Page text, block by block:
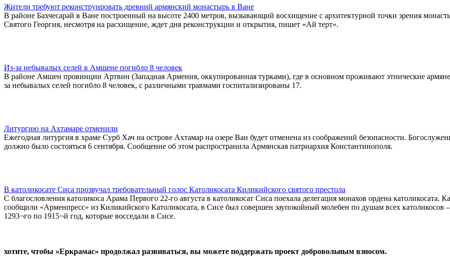
Жители требуют реконструировать древний армянский монастырь в Ване
В районе Бахчесарай в Ване построенный на высоте 2400 метров, вызывающий восхищение с архитектурной точки зрения
Святого Георгия, несмотря на расхищение, ждет дня реконструкции и открытия, пишет «Ай терт».
Из-за небывалых селей в Амшене погибло 8 человек
В районе Амшен провинции Артвин (Западная Армения, оккупированная турками), где в основном проживают этнические
за небывалых селей погибло 8 человек, с различными травмами госпитализированы 17.
Литургию на Ахтамаре отменили
Ежегодная литургия в храме Сурб Хач на острове Ахтамар на озере Ван будет отменена из соображений безопасности.
должно было состояться 6 сентября. Сообщение об этом распространила Армянская патриархия Константинополя.
В католикосате Сиса прозвучал требовательный голос Католикосата Киликийского святого престола
С благословления католикоса Арама Первого 22-го августа в католикосат Сиса поехала делегация монахов ордена католикосата.
сообщили «Арменпресс» из Киликийского Католикосата, в Сисе был совершен заупокойный молебен по душам всех католикосов
1293¬го по 1915¬й год, которые восседали в Сисе.
хотите, чтобы «Еркрамас» продолжал развиваться, вы можете поддержать проект добровольным взносом.